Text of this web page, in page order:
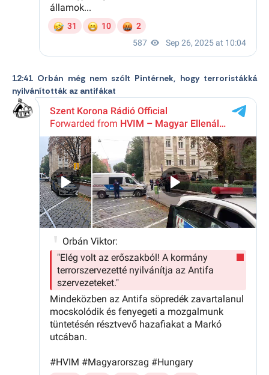
12:41 Orbán még nem szólt Pintérnek, hogy terroristákká
nyilvánították az antifákat